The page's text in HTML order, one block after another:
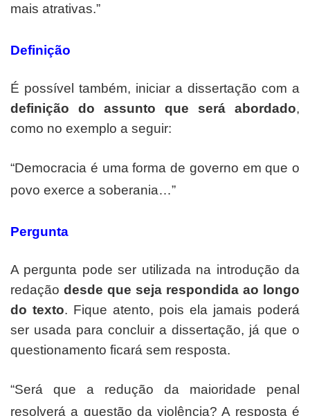
mais atrativas.”
Definição
É possível também, iniciar a dissertação com a
definição do assunto que será abordado,
como no exemplo a seguir:
“Democracia é uma forma de governo em que o
povo exerce a soberania…”
Pergunta
A pergunta pode ser utilizada na introdução da
redação desde que seja respondida ao longo
do texto. Fique atento, pois ela jamais poderá
ser usada para concluir a dissertação, já que o
questionamento ficará sem resposta.
“Será que a redução da maioridade penal
resolverá a questão da violência? A resposta é